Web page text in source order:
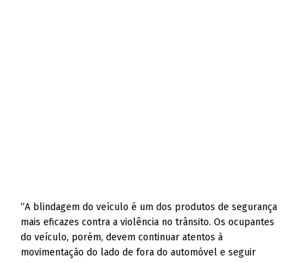
“A blindagem do veículo é um dos produtos de segurança
mais eficazes contra a violência no trânsito. Os ocupantes
do veículo, porém, devem continuar atentos à
movimentação do lado de fora do automóvel e seguir